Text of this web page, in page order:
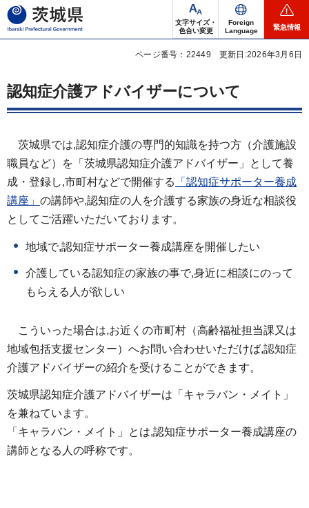
茨城県
文字サイズ・
色合い変更
Foreign
Language
緊急情報
ページ番号：22449 更新日:2026年3月6日
認知症介護アドバイザーについて
茨城県では,認知症介護の専門的知識を持つ方（介護施設
職員など）を「茨城県認知症介護アドバイザー」として養
成・登録し,市町村などで開催する
「認知症サポーター養成
講座」 の講師や,認知症の人を介護する家族の身近な相談役
としてご活躍いただいております。
地域で,認知症サポーター養成講座を開催したい
介護している認知症の家族の事で,身近に相談にのって
もらえる人が欲しい
こういった場合は,お近くの市町村（高齢福祉担当課又は
地域包括支援センター）へお問い合わせいただけば,認知症
介護アドバイザーの紹介を受けることができます。
茨城県認知症介護アドバイザーは「キャラバン・メイト」
を兼ねています。
「キャラバン・メイト」とは,認知症サポーター養成講座の
講師となる人の呼称です。